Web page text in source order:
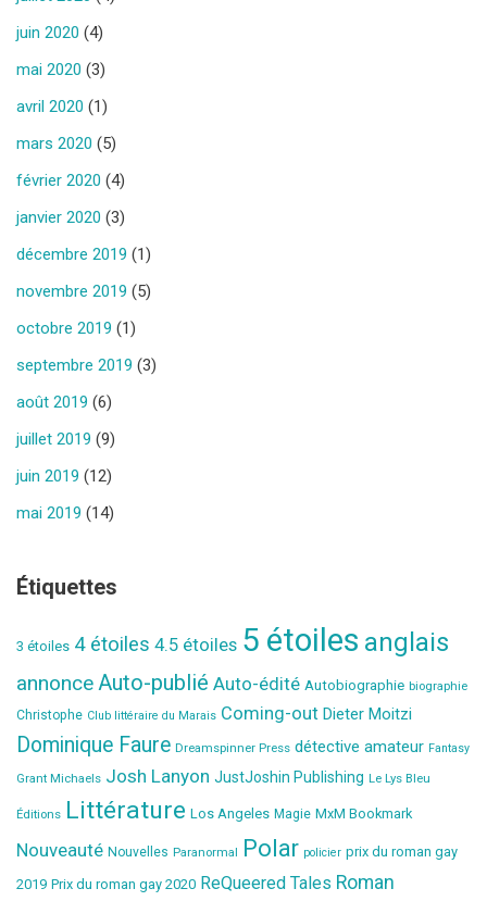
juin 2020 (4)
mai 2020 (3)
avril 2020 (1)
mars 2020 (5)
février 2020 (4)
janvier 2020 (3)
décembre 2019 (1)
novembre 2019 (5)
octobre 2019 (1)
septembre 2019 (3)
août 2019 (6)
juillet 2019 (9)
juin 2019 (12)
mai 2019 (14)
Étiquettes
3 étoiles 4 étoiles 4.5 étoiles 5 étoiles anglais
annonce Auto-publié Auto-édité Autobiographie biographie
Christophe Club littéraire du Marais Coming-out Dieter Moitzi
Dominique Faure Dreamspinner Press détective amateur Fantasy
Grant Michaels Josh Lanyon JustJoshin Publishing Le Lys Bleu
Éditions Littérature Los Angeles Magie MxM Bookmark
Nouveauté Nouvelles Paranormal Polar policier prix du roman gay
2019 Prix du roman gay 2020 ReQueered Tales Roman